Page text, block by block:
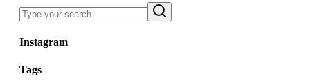
Search
Instagram
Tags